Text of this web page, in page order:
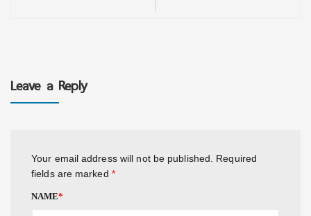
Leave a Reply
Your email address will not be published.
Required
fields are marked *
NAME*